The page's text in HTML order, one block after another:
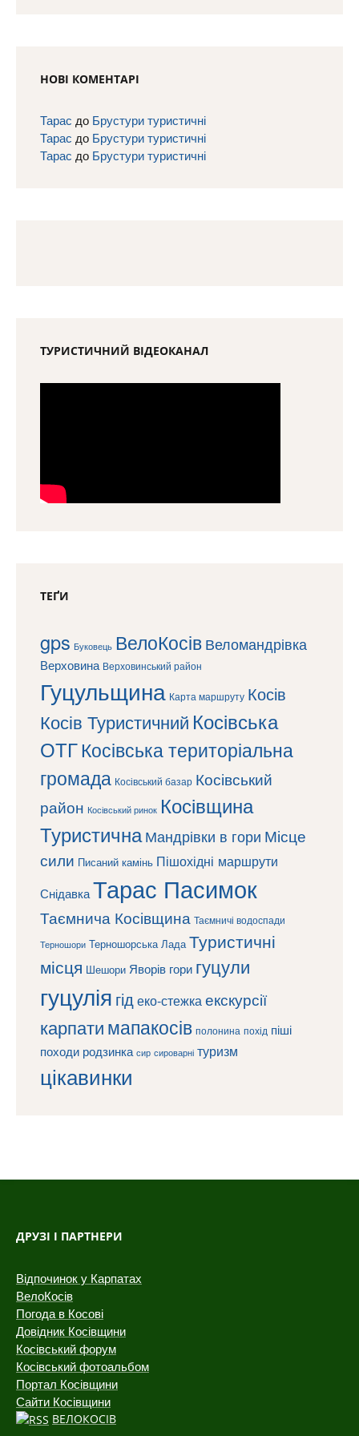
НОВІ КОМЕНТАРІ
Тарас до Брустури туристичні
Тарас до Брустури туристичні
Тарас до Брустури туристичні
ТУРИСТИЧНИЙ ВІДЕОКАНАЛ
ТЕҐИ
gps Буковець ВелоКосів Веломандрівка
Верховина Верховинський район
Гуцульщина Карта маршруту Косів
Косів Туристичний Косівська
ОТГКосівська територіальна
громада Косівський базар Косівський
район Косівський ринок Косівщина
Туристична Мандрівки в гори Місце
сили Писаний камінь Пішохідні маршрути
СнідавкаТарас Пасимок
Таємнича Косівщина Таємничі водоспади
Терношори Терношорська Лада Туристичні
місця Шешори Яворів гори гуцули
гуцулія гідеко-стежкаекскурсії
карпатимапакосів полонина похід піші
походи родзинка сир сироварні туризм
цікавинки
ДРУЗІ І ПАРТНЕРИ
Відпочинок у Карпатах
ВелоКосів
Погода в Косові
Довідник Косівщини
Косівський форум
Косівський фотоальбом
Портал Косівщини
Сайти Косівщини
ВЕЛОКОСІВ